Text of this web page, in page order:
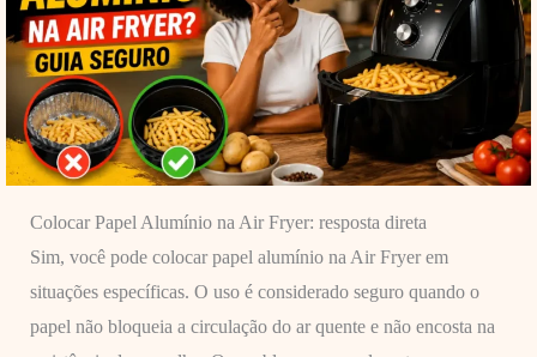
Colocar Papel Alumínio na Air Fryer: resposta direta
Sim, você pode colocar papel alumínio na Air Fryer em
situações específicas. O uso é considerado seguro quando o
papel não bloqueia a circulação do ar quente e não encosta na